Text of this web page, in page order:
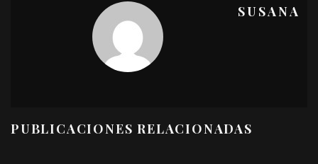
SUSANA
PUBLICACIONES RELACIONADAS